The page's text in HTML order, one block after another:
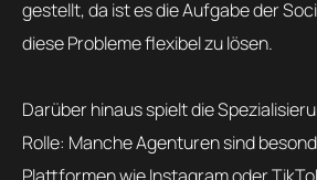
gestellt, da ist es die Aufgabe der
diese Probleme flexibel zu lösen.
Darüber hinaus spielt die
Rolle: Manche Agenturen sind